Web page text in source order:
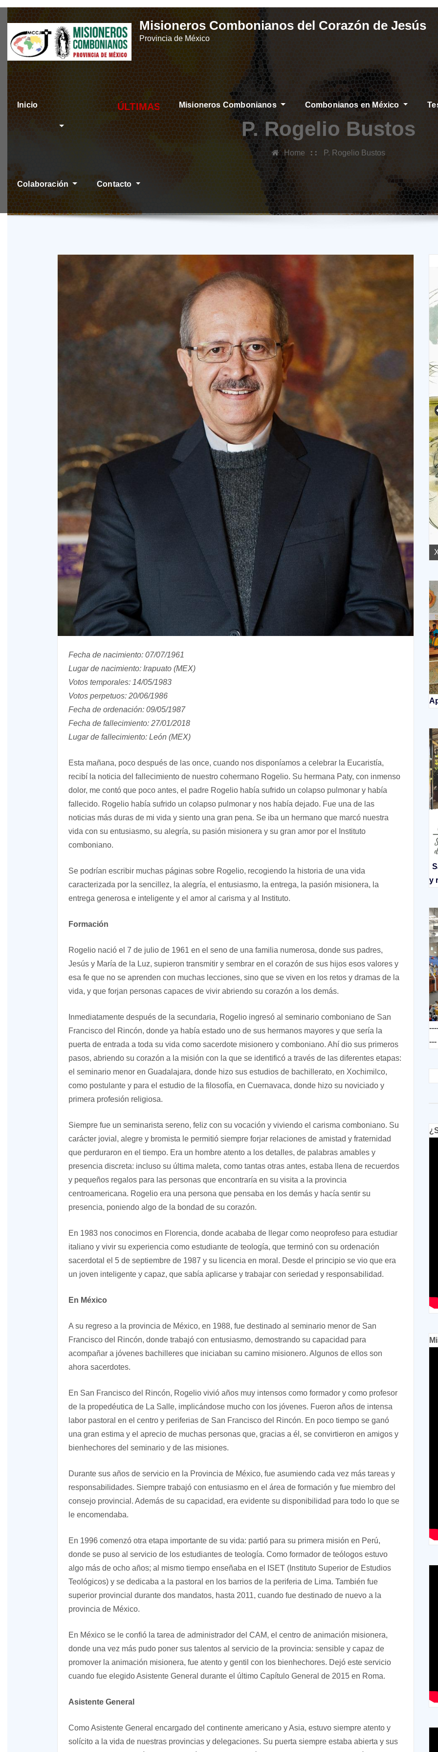
Skip
content
Misioneros Combonianos del Corazón de Jesús
Provincia de México
Inicio ÚLTIMAS NOTICIAS Misioneros Combonianos Combonianos en México
Colaboración Contacto
P. Rogelio Bustos
Home P. Rogelio Bustos
Fecha de nacimiento: 07/07/1961
Lugar de nacimiento: Irapuato (MEX)
Votos temporales: 14/05/1983
Votos perpetuos: 20/06/1986
Fecha de ordenación: 09/05/1987
Fecha de fallecimiento: 27/01/2018
Lugar de fallecimiento: León (MEX)
Esta mañana, poco después de las once, cuando nos disponíamos a celebrar la Eucaristía,
recibí la noticia del fallecimiento de nuestro cohermano Rogelio. Su hermana Paty, con inmenso
dolor, me contó que poco antes, el padre Rogelio había sufrido un colapso pulmonar y había
fallecido. Rogelio había sufrido un colapso pulmonar y nos había dejado. Fue una de las
noticias más duras de mi vida y siento una gran pena. Se iba un hermano que marcó nuestra
vida con su entusiasmo, su alegría, su pasión misionera y su gran amor por el Instituto
comboniano.
Se podrían escribir muchas páginas sobre Rogelio, recogiendo la historia de una vida
caracterizada por la sencillez, la alegría, el entusiasmo, la entrega, la pasión misionera, la
entrega generosa e inteligente y el amor al carisma y al Instituto.
Formación
Rogelio nació el 7 de julio de 1961 en el seno de una familia numerosa, donde sus padres,
Jesús y María de la Luz, supieron transmitir y sembrar en el corazón de sus hijos esos valores y
esa fe que no se aprenden con muchas lecciones, sino que se viven en los retos y dramas de la
vida, y que forjan personas capaces de vivir abriendo su corazón a los demás.
Inmediatamente después de la secundaria, Rogelio ingresó al seminario comboniano de San
Francisco del Rincón, donde ya había estado uno de sus hermanos mayores y que sería la
puerta de entrada a toda su vida como sacerdote misionero y comboniano. Ahí dio sus primeros
pasos, abriendo su corazón a la misión con la que se identificó a través de las diferentes etapas:
el seminario menor en Guadalajara, donde hizo sus estudios de bachillerato, en Xochimilco,
como postulante y para el estudio de la filosofía, en Cuernavaca, donde hizo su noviciado y
primera profesión religiosa.
Siempre fue un seminarista sereno, feliz con su vocación y viviendo el carisma comboniano. Su
carácter jovial, alegre y bromista le permitió siempre forjar relaciones de amistad y fraternidad
que perduraron en el tiempo. Era un hombre atento a los detalles, de palabras amables y
presencia discreta: incluso su última maleta, como tantas otras antes, estaba llena de recuerdos
y pequeños regalos para las personas que encontraría en su visita a la provincia
centroamericana. Rogelio era una persona que pensaba en los demás y hacía sentir su
presencia, poniendo algo de la bondad de su corazón.
En 1983 nos conocimos en Florencia, donde acababa de llegar como neoprofeso para estudiar
italiano y vivir su experiencia como estudiante de teología, que terminó con su ordenación
sacerdotal el 5 de septiembre de 1987 y su licencia en moral. Desde el principio se vio que era
un joven inteligente y capaz, que sabía aplicarse y trabajar con seriedad y responsabilidad.
En México
A su regreso a la provincia de México, en 1988, fue destinado al seminario menor de San
Francisco del Rincón, donde trabajó con entusiasmo, demostrando su capacidad para
acompañar a jóvenes bachilleres que iniciaban su camino misionero. Algunos de ellos son
ahora sacerdotes.
En San Francisco del Rincón, Rogelio vivió años muy intensos como formador y como profesor
de la propedéutica de La Salle, implicándose mucho con los jóvenes. Fueron años de intensa
labor pastoral en el centro y periferias de San Francisco del Rincón. En poco tiempo se ganó
una gran estima y el aprecio de muchas personas que, gracias a él, se convirtieron en amigos y
bienhechores del seminario y de las misiones.
Durante sus años de servicio en la Provincia de México, fue asumiendo cada vez más tareas y
responsabilidades. Siempre trabajó con entusiasmo en el área de formación y fue miembro del
consejo provincial. Además de su capacidad, era evidente su disponibilidad para todo lo que se
le encomendaba.
En 1996 comenzó otra etapa importante de su vida: partió para su primera misión en Perú,
donde se puso al servicio de los estudiantes de teología. Como formador de teólogos estuvo
algo más de ocho años; al mismo tiempo enseñaba en el ISET (Instituto Superior de Estudios
Teológicos) y se dedicaba a la pastoral en los barrios de la periferia de Lima. También fue
superior provincial durante dos mandatos, hasta 2011, cuando fue destinado de nuevo a la
provincia de México.
En México se le confió la tarea de administrador del CAM, el centro de animación misionera,
donde una vez más pudo poner sus talentos al servicio de la provincia: sensible y capaz de
promover la animación misionera, fue atento y gentil con los bienhechores. Dejó este servicio
cuando fue elegido Asistente General durante el último Capítulo General de 2015 en Roma.
Asistente General
Como Asistente General encargado del continente americano y Asia, estuvo siempre atento y
solícito a la vida de nuestras provincias y delegaciones. Su puerta siempre estaba abierta y sus
XVIII Domingo ordinario. Año A XVII Domingo ordinario. Año A
y
---